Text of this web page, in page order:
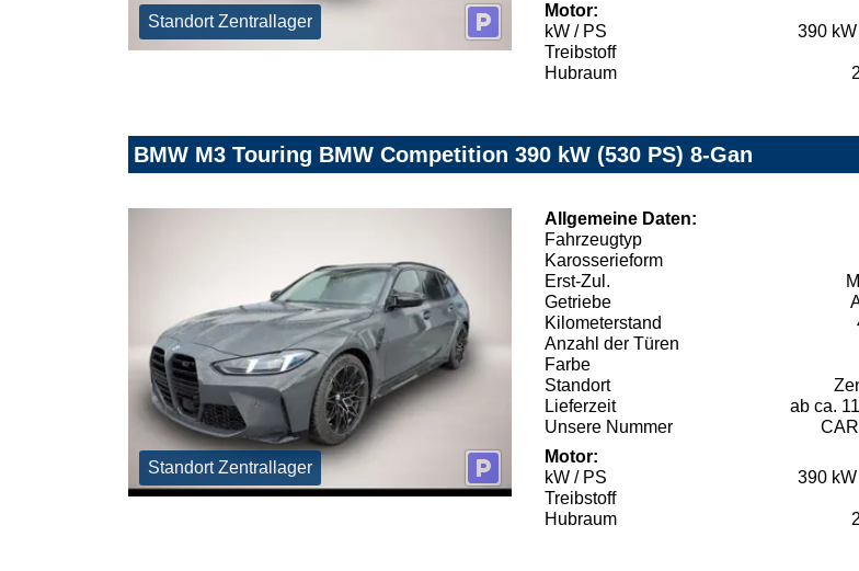
Standort Zentrallager
Motor:
kW / PS
390
Treibstoff
Hubraum
BMW M3 Touring BMW Competition 390 kW (530 PS) 8-Gan
Standort Zentrallager
Allgemeine Daten:
Fahrzeugtyp
Karosserieform
Erst-Zul.
Getriebe
Kilometerstand
Anzahl der Türen
Farbe
Standort
Lieferzeit
ab ca.
Unsere Nummer
Motor:
kW / PS
390
Treibstoff
Hubraum